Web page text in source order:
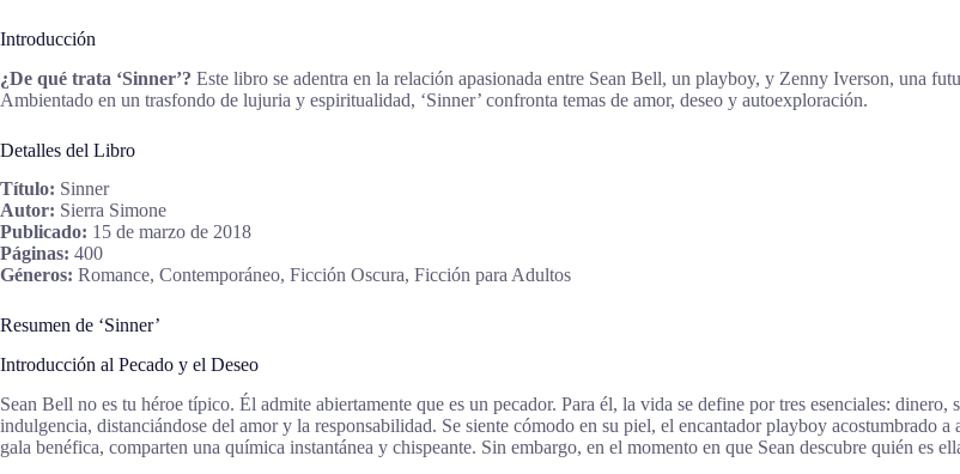
Introducción
¿De qué trata ‘Sinner’? Este libro se adentra en la relación apasionada entre Sean Bell, un playboy, y Zenny Iverson, una
Ambientado en un trasfondo de lujuria y espiritualidad, ‘Sinner’ confronta temas de amor, deseo y autoexploración.
Detalles del Libro
Título: Sinner
Autor: Sierra Simone
Publicado: 15 de marzo de 2018
Páginas: 400
Géneros: Romance, Contemporáneo, Ficción Oscura, Ficción para Adultos
Resumen de ‘Sinner’
Introducción al Pecado y el Deseo
Sean Bell no es tu héroe típico. Él admite abiertamente que es un pecador. Para él, la vida se define por tres esenciales:
indulgencia, distanciándose del amor y la responsabilidad. Se siente cómodo en su piel, el encantador playboy acostumbrado
gala benéfica, comparten una química instantánea y chispeante. Sin embargo, en el momento en que Sean descubre quién es